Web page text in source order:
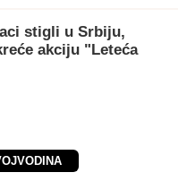
stigli u Srbiju,
akciju "Leteća